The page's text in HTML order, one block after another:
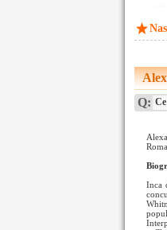
Q:
Inca